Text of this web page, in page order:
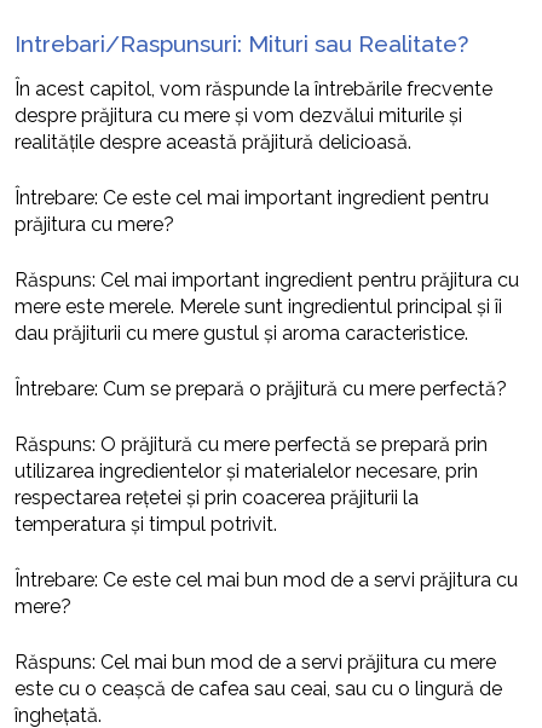
Intrebari/Raspunsuri: Mituri sau Realitate?
În acest capitol, vom răspunde la întrebările frecvente
despre prăjitura cu mere și vom dezvălui miturile și
realitățile despre această prăjitură delicioasă.
Întrebare: Ce este cel mai important ingredient pentru
prăjitura cu mere?
Răspuns: Cel mai important ingredient pentru prăjitura cu
mere este merele. Merele sunt ingredientul principal și îi
dau prăjiturii cu mere gustul și aroma caracteristice.
Întrebare: Cum se prepară o prăjitură cu mere perfectă?
Răspuns: O prăjitură cu mere perfectă se prepară prin
utilizarea ingredientelor și materialelor necesare, prin
respectarea rețetei și prin coacerea prăjiturii la
temperatura și timpul potrivit.
Întrebare: Ce este cel mai bun mod de a servi prăjitura cu
mere?
Răspuns: Cel mai bun mod de a servi prăjitura cu mere
este cu o ceașcă de cafea sau ceai, sau cu o lingură de
înghețată.